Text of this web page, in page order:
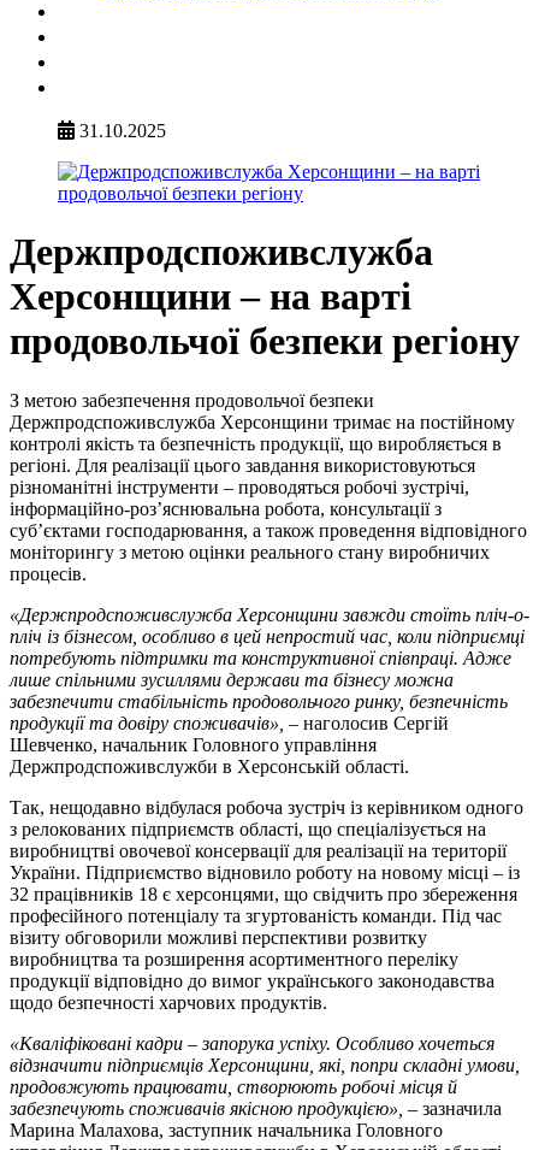
31.10.2025
Держпродспоживслужба
Херсонщини – на варті
продовольчої безпеки регіону
З метою забезпечення продовольчої безпеки
Держпродспоживслужба Херсонщини тримає на постійному
контролі якість та безпечність продукції, що виробляється в
регіоні. Для реалізації цього завдання використовуються
різноманітні інструменти – проводяться робочі зустрічі,
інформаційно-роз’яснювальна робота, консультації з
суб’єктами господарювання, а також проведення відповідного
моніторингу з метою оцінки реального стану виробничих
процесів.
«Держпродспоживслужба Херсонщини завжди стоїть пліч-о-
пліч із бізнесом, особливо в цей непростий час, коли підприємці
потребують підтримки та конструктивної співпраці. Адже
лише спільними зусиллями держави та бізнесу можна
забезпечити стабільність продовольчого ринку, безпечність
продукції та довіру споживачів», – наголосив Сергій
Шевченко, начальник Головного управління
Держпродспоживслужби в Херсонській області.
Так, нещодавно відбулася робоча зустріч із керівником одного
з релокованих підприємств області, що спеціалізується на
виробництві овочевої консервації для реалізації на території
України. Підприємство відновило роботу на новому місці – із
32 працівників 18 є херсонцями, що свідчить про збереження
професійного потенціалу та згуртованість команди. Під час
візиту обговорили можливі перспективи розвитку
виробництва та розширення асортиментного переліку
продукції відповідно до вимог українського законодавства
щодо безпечності харчових продуктів.
«Кваліфіковані кадри – запорука успіху. Особливо хочеться
відзначити підприємців Херсонщини, які, попри складні умови,
продовжують працювати, створюють робочі місця й
забезпечують споживачів якісною продукцією», – зазначила
Марина Малахова, заступник начальника Головного